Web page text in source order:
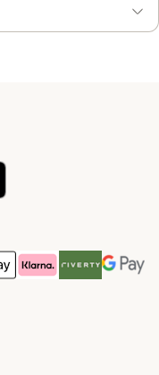
Method
Method
Pay Payment Method
Klarna Payment Method
Riverty Payment
Google